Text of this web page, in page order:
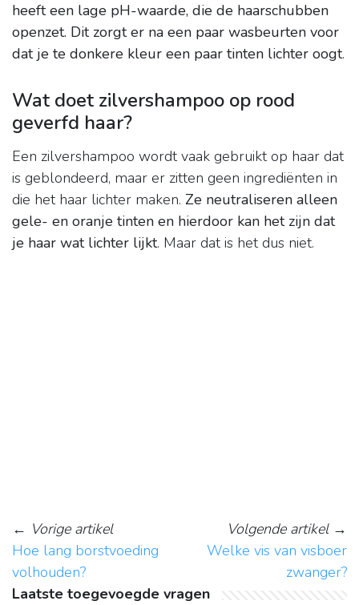
heeft een lage pH-waarde, die de haarschubben
openzet. Dit zorgt er na een paar wasbeurten voor
dat je te donkere kleur een paar tinten lichter oogt.
Wat doet zilvershampoo op rood
geverfd haar?
Een zilvershampoo wordt vaak gebruikt op haar dat
is geblondeerd, maar er zitten geen ingrediënten in
die het haar lichter maken. Ze neutraliseren alleen
gele- en oranje tinten en hierdoor kan het zijn dat
je haar wat lichter lijkt. Maar dat is het dus niet.
← Vorige artikel
Hoe lang borstvoeding
volhouden?
Volgende artikel→
Welke vis van visboer
zwanger?
Laatste toegevoegde vragen